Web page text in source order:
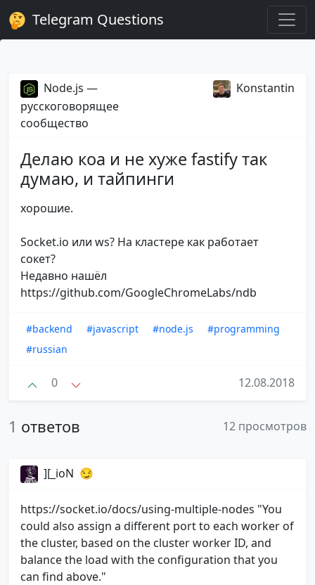
Telegram Questions
Node.js —
русскоговорящее
сообщество
Konstantin
Делаю коа и не хуже fastify так
думаю, и тайпинги
хорошие.
Socket.io или ws? На кластере как работает
сокет?
Недавно нашёл
https://github.com/GoogleChromeLabs/ndb
#backend #javascript #node.js
#programming
#russian
0 12.08.2018
1 ответов 12 просмотров
][_ioN ‏ 😏
https://socket.io/docs/using-multiple-nodes "You
could also assign a different port to each worker of
the cluster, based on the cluster worker ID, and
balance the load with the configuration that you
can find above."